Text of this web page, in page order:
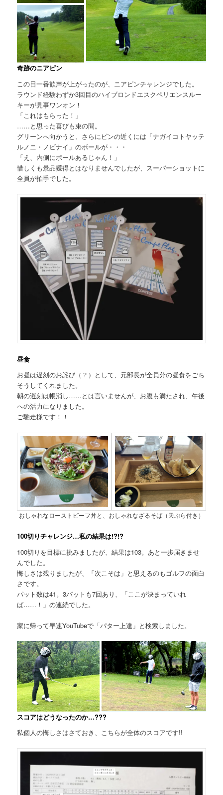
奇跡のニアピン
この日一番歓声が上がったのが、ニアピンチャレンジでした。
ラウンド経験わずか3回目のハイブロンドエスクペリエンスルー
キーが見事ワンオン！
「これはもらった！」
……と思った喜びも束の間。
グリーンへ向かうと、さらにピンの近くには「ナガイコトヤッテ
ルノニ・ノビナイ」のボールが・・・
「え、内側にボールあるじゃん！」
惜しくも景品獲得とはなりませんでしたが、スーパーショットに
全員が拍手でした。
昼食
お昼は遅刻のお詫び（？）として、元部長が全員分の昼食をごち
そうしてくれました。
朝の遅刻は帳消し……とは言いませんが、お腹も満たされ、午後
への活力になりました。
ご馳走様です！！
おしゃれなローストビーフ丼と、おしゃれなざるそば（天ぷら付き）
100切りチャレンジ…私の結果は!?!?
100切りを目標に挑みましたが、結果は103。あと一歩届きませ
んでした。
悔しさは残りましたが、「次こそは」と思えるのもゴルフの面白
さです。
パット数は41。3パットも7回あり、「ここが決まっていれ
ば……！」の連続でした。
家に帰って早速YouTubeで「パター上達」と検索しました。
スコアはどうなったのか…???
私個人の悔しさはさておき、こちらが全体のスコアです!!